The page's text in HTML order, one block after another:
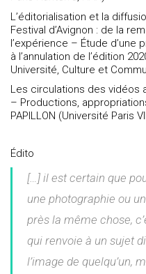
L’éditorialisation et la
Festival d’Avignon : de la
l’expérience – Étude d’une
à l’annulation de l’édition
Université, Culture et
Les circulations des vidéos
– Productions,
PAPILLON (Université Paris
Édito
[…] il est certain que
une photographie ou
près la même chose,
qui renvoie à un sujet
l’image de quelqu’un,